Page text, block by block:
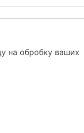
на обробку ваших